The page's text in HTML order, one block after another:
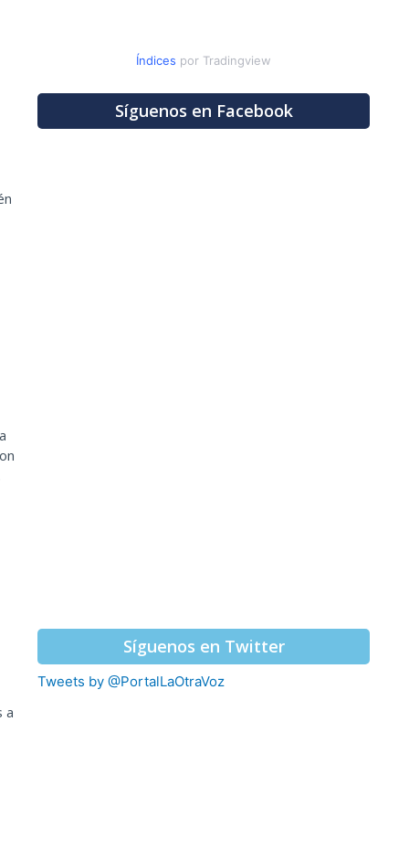
a
Índices por Tradingview
Síguenos en Facebook
Síguenos en Twitter
Tweets by @PortalLaOtraVoz